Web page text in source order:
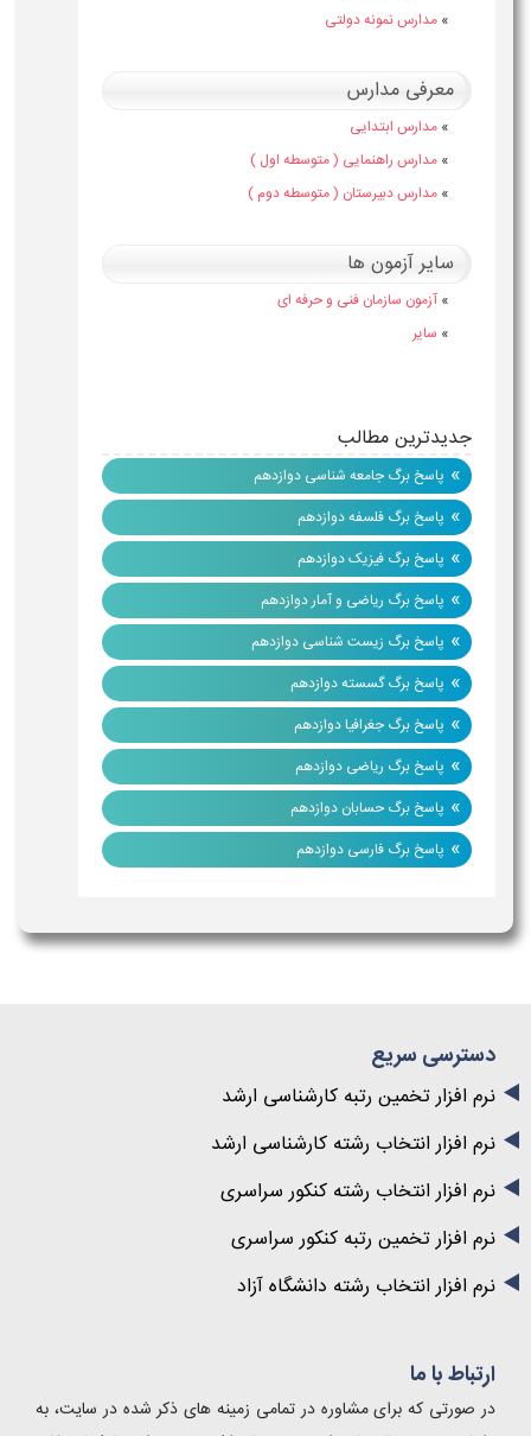
» مدارس نمونه دولتی
معرفی مدارس
» مدارس ابتدایی
» مدارس راهنمایی ( متوسطه اول )
» مدارس دبیرستان ( متوسطه دوم )
سایر آزمون ها
» آزمون سازمان فنی و حرفه ای
» سایر
جدیدترین مطالب
» پاسخ برگ جامعه شناسی دوازدهم
» پاسخ برگ فلسفه دوازدهم
» پاسخ برگ فیزیک دوازدهم
» پاسخ برگ ریاضی و آمار دوازدهم
» پاسخ برگ زیست شناسی دوازدهم
» پاسخ برگ گسسته دوازدهم
» پاسخ برگ جغرافیا دوازدهم
» پاسخ برگ ریاضی دوازدهم
» پاسخ برگ حسابان دوازدهم
» پاسخ برگ فارسی دوازدهم
دسترسی سریع
نرم افزار تخمین رتبه کارشناسی ارشد
نرم افزار انتخاب رشته کارشناسی ارشد
نرم افزار انتخاب رشته کنکور سراسری
نرم افزار تخمین رتبه کنکور سراسری
نرم افزار انتخاب رشته دانشگاه آزاد
ارتباط با ما
در صورتی که برای مشاوره در تمامی زمینه های ذکر شده در سایت، به